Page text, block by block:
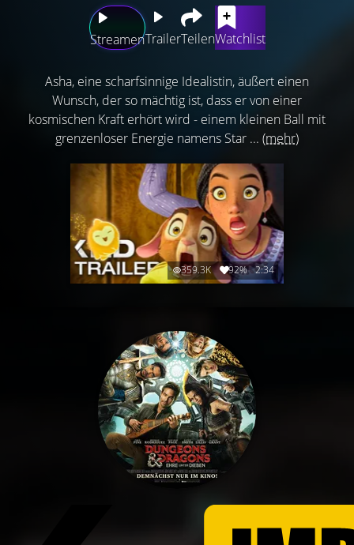
StreamenTrailerTeilenWatchlist
Asha, eine scharfsinnige Idealistin, äußert einen
Wunsch, der so mächtig ist, dass er von einer
kosmischen Kraft erhört wird - einem kleinen Ball mit
grenzenloser Energie namens Star ... (mehr)
359.3K 92% 2:34